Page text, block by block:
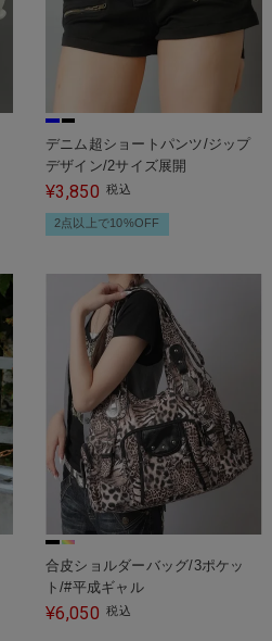
デニム超ショートパンツ/ジップ
デザイン/2サイズ展開
¥3,850 税込
2点以上で10%OFF
合皮ショルダーバッグ/3ポケッ
ト/#平成ギャル
¥6,050 税込